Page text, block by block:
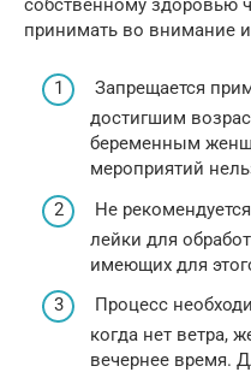
принимать во внимание
Запрещается
достигшим
беременным
мероприятий
Не
лейки для
имеющих для
Процесс
когда нет ветра,
вечернее время.